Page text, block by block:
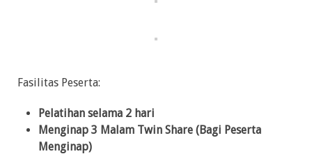
Fasilitas Peserta:
Pelatihan selama 2 hari
Menginap 3 Malam Twin Share (Bagi Peserta
Menginap)